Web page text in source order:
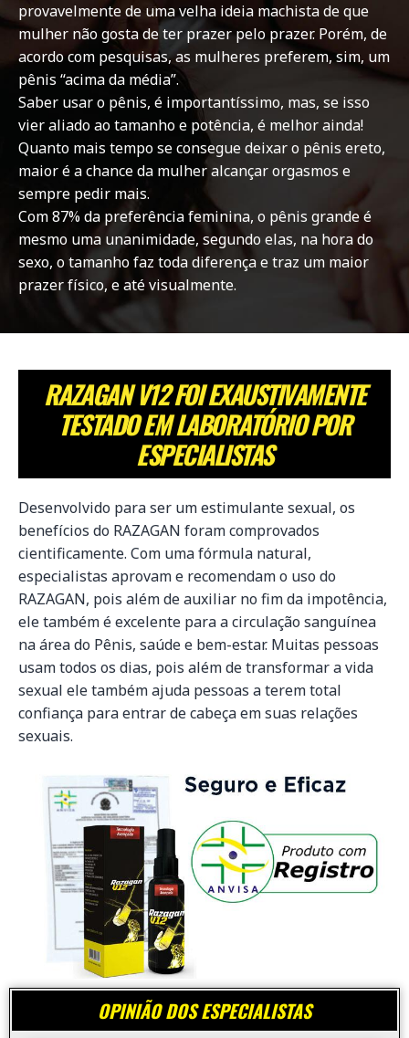
provavelmente de uma velha ideia machista de que
mulher não gosta de ter prazer pelo prazer. Porém, de
acordo com pesquisas, as mulheres preferem, sim, um
pênis “acima da média”.
Saber usar o pênis, é importantíssimo, mas, se isso
vier aliado ao tamanho e potência, é melhor ainda!
Quanto mais tempo se consegue deixar o pênis ereto,
maior é a chance da mulher alcançar orgasmos e
sempre pedir mais.
Com 87% da preferência feminina, o pênis grande é
mesmo uma unanimidade, segundo elas, na hora do
sexo, o tamanho faz toda diferença e traz um maior
prazer físico, e até visualmente.
RAZAGAN V12 FOI EXAUSTIVAMENTE
TESTADO EM LABORATÓRIO POR
ESPECIALISTAS
Desenvolvido para ser um estimulante sexual, os
benefícios do RAZAGAN foram comprovados
cientificamente. Com uma fórmula natural,
especialistas aprovam e recomendam o uso do
RAZAGAN, pois além de auxiliar no fim da impotência,
ele também é excelente para a circulação sanguínea
na área do Pênis, saúde e bem-estar. Muitas pessoas
usam todos os dias, pois além de transformar a vida
sexual ele também ajuda pessoas a terem total
confiança para entrar de cabeça em suas relações
sexuais.
OPINIÃO DOS ESPECIALISTAS